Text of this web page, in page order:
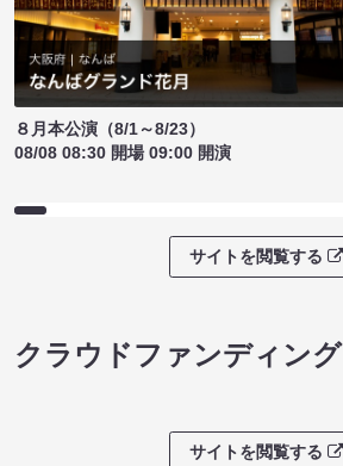
８月本公演（8/1～8/23）
08/08 08:30 開場 09:00 開演
サイトを閲覧する
クラウドファンディング
サイトを閲覧する